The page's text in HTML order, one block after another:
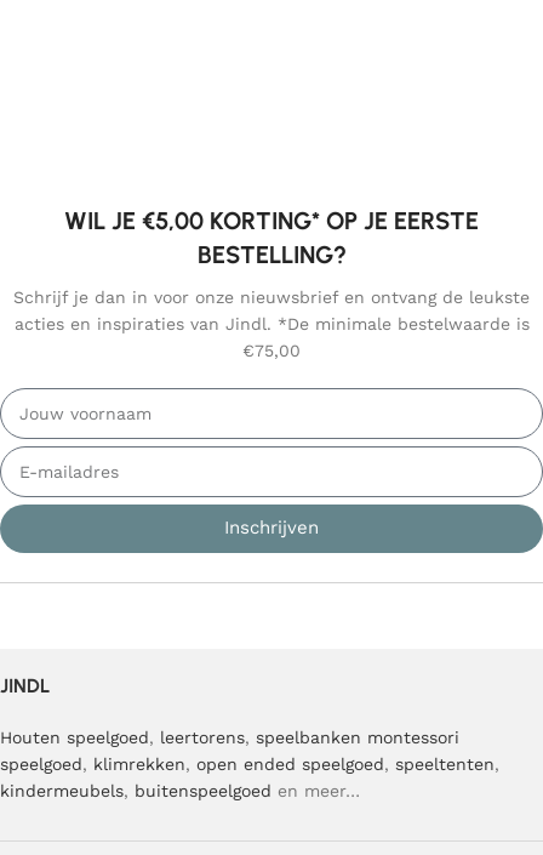
WIL JE €5,00 KORTING* OP JE EERSTE
BESTELLING?
Schrijf je dan in voor onze nieuwsbrief en ontvang de leukste
acties en inspiraties van Jindl. *De minimale bestelwaarde is
€75,00
Inschrijven
JINDL
Houten speelgoed, leertorens, speelbanken montessori
speelgoed, klimrekken, open ended speelgoed, speeltenten,
kindermeubels, buitenspeelgoed en meer…